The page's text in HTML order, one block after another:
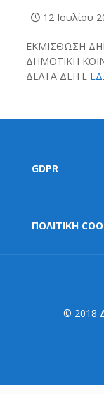
12 Ιουλίου
ΕΚΜΙΣΘΩΣΗ
ΔΗΜΟΤΙΚΗ
ΔΕΛΤΑ ΔΕΙΤΕ
GDPR
ΠΟΛΙΤΙΚΗ
© 2018